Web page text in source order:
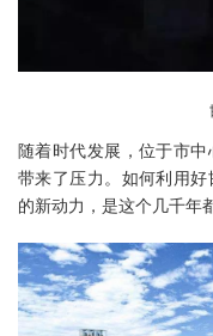
随着时代发展，位于市
带来了压力。如何利用
的新动力，是这个几千年